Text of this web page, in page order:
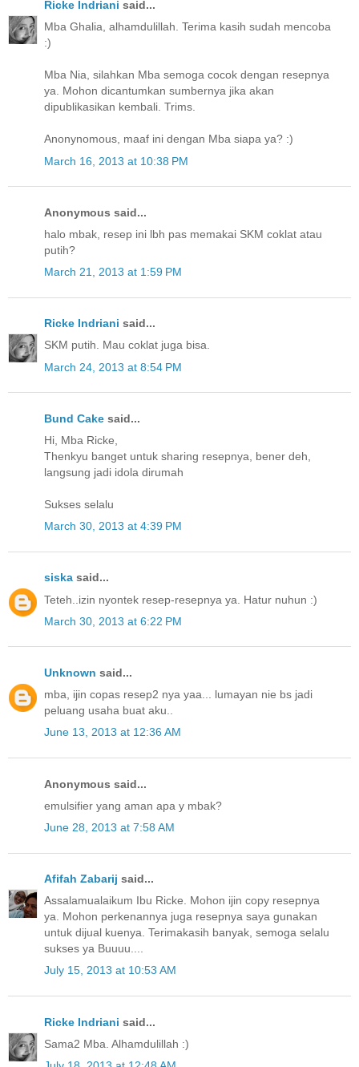
Ricke Indriani said...
Mba Ghalia, alhamdulillah. Terima kasih sudah mencoba
:)
Mba Nia, silahkan Mba semoga cocok dengan resepnya
ya. Mohon dicantumkan sumbernya jika akan
dipublikasikan kembali. Trims.
Anonynomous, maaf ini dengan Mba siapa ya? :)
March 16, 2013 at 10:38 PM
Anonymous said...
halo mbak, resep ini lbh pas memakai SKM coklat atau
putih?
March 21, 2013 at 1:59 PM
Ricke Indriani said...
SKM putih. Mau coklat juga bisa.
March 24, 2013 at 8:54 PM
Bund Cake said...
Hi, Mba Ricke,
Thenkyu banget untuk sharing resepnya, bener deh,
langsung jadi idola dirumah
Sukses selalu
March 30, 2013 at 4:39 PM
siska said...
Teteh..izin nyontek resep-resepnya ya. Hatur nuhun :)
March 30, 2013 at 6:22 PM
Unknown said...
mba, ijin copas resep2 nya yaa... lumayan nie bs jadi
peluang usaha buat aku..
June 13, 2013 at 12:36 AM
Anonymous said...
emulsifier yang aman apa y mbak?
June 28, 2013 at 7:58 AM
Afifah Zabarij said...
Assalamualaikum Ibu Ricke. Mohon ijin copy resepnya
ya. Mohon perkenannya juga resepnya saya gunakan
untuk dijual kuenya. Terimakasih banyak, semoga selalu
sukses ya Buuuu....
July 15, 2013 at 10:53 AM
Ricke Indriani said...
Sama2 Mba. Alhamdulillah :)